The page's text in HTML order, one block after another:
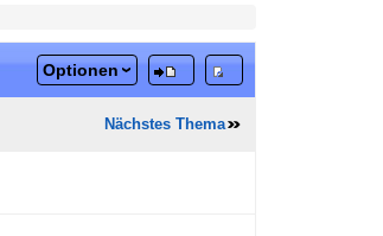
Optionen
Nächstes Thema